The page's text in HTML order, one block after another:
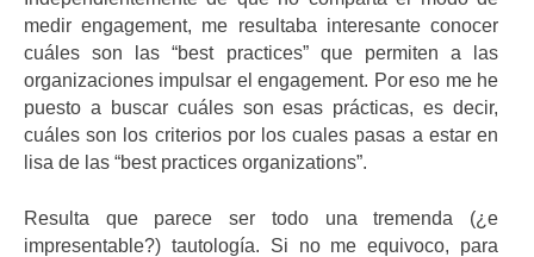
medir engagement, me resultaba interesante conocer
cuáles son las “best practices” que permiten a las
organizaciones impulsar el engagement. Por eso me he
puesto a buscar cuáles son esas prácticas, es decir,
cuáles son los criterios por los cuales pasas a estar en
lisa de las “best practices organizations”.
Resulta que parece ser todo una tremenda (¿e
impresentable?) tautología. Si no me equivoco, para